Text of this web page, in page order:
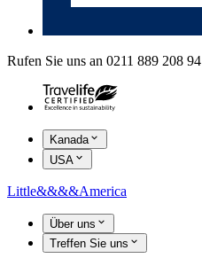
Rufen Sie uns an 0211 889 208 94
Kanada
USA
Little&&&&America
Über uns
Treffen Sie uns